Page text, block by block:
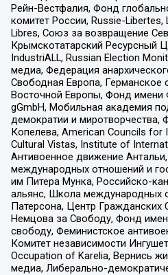
Рейн-Вестфалия, Фонд
комитет России, Russie-
Libres, Союз за возвращение
Крымскотатарский Ресурсный
IndustriALL, Russian Election
медиа, Федерация
Свободная Европа, Германское
Восточной Европы, Фонд имени
gGmbH, Мобильная академия
демократии и миротворчества,
Копелева, American Councils for
Cultural Vistas, Institute of
Антивоенное движение
международных отношений и
им Питера Мунка, Российско-
альянс, Школа международных
Патерсона, Центр
Немцова за Свободу, Фонд
свободу, Феминистское
Комитет независимости
Occupation of Karelia, Вернись
медиа, Либерально-